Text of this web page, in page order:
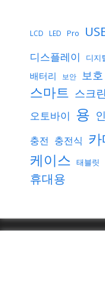
LCD LED Pro
디스플레이 디지
배터리 보안 보호
스마트 스크린
오토바이 용
충전 충전식
케이스 태블릿
휴대용